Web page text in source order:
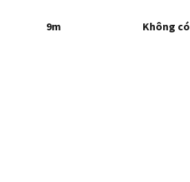
9m Không có